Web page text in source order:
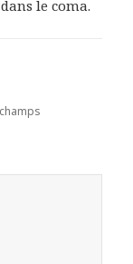
le coma.